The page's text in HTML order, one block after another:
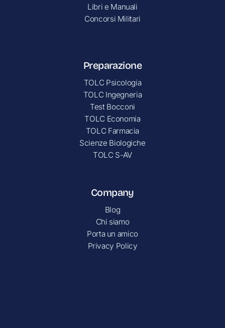
Libri e Manuali
Concorsi Militari
Preparazione
TOLC Psicologia
TOLC Ingegneria
Test Bocconi
TOLC Economia
TOLC Farmacia
Scienze Biologiche
TOLC S-AV
Company
Blog
Chi siamo
Porta un amico
Privacy Policy